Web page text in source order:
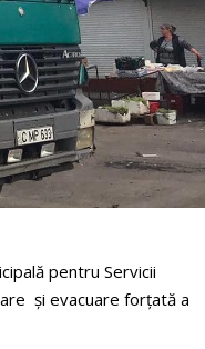
pentru Servicii
și evacuare forțată a